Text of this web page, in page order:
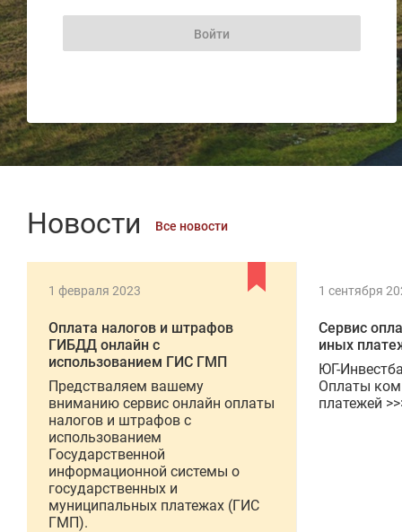
Новости Все новости
1 февраля 2023
Оплата налогов и штрафов
ГИБДД онлайн с
использованием ГИС ГМП
Предстваляем вашему
вниманию сервис онлайн оплаты
налогов и штрафов с
использованием
Государственной
информационной системы о
государственных и
муниципальных платежах (ГИС
ГМП).
1 сентября
Сервис
иных
ЮГ-
Оплаты
платежей